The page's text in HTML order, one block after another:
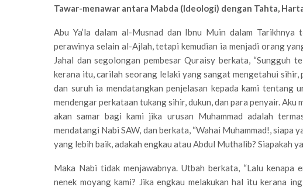
Tawar-menawar antara Mabda (Ideologi) dengan Tahta,
Abu Ya’la dalam al-Musnad dan Ibnu Muin dalam
perawinya selain al-Ajlah, tetapi kemudian ia menjadi orang
Jahal dan segolongan pembesar Quraisy berkata, “Sungguh
kerana itu, carilah seorang lelaki yang sangat mengetahui sihir,
dan suruh ia mendatangkan penjelasan kepada kami tentang
mendengar perkataan tukang sihir, dukun, dan para penyair.
akan samar bagi kami jika urusan Muhammad adalah
mendatangi Nabi SAW, dan berkata, “Wahai Muhammad!, siapa
yang lebih baik, adakah engkau atau Abdul Muthalib? Siapakah
Maka Nabi tidak menjawabnya. Utbah berkata, “Lalu kenapa
nenek moyang kami? Jika engkau melakukan hal itu kerana